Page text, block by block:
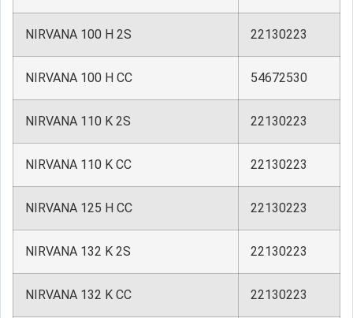
NIRVANA 100 H 2S 22130223
NIRVANA 100 H CC 54672530
NIRVANA 110 K 2S 22130223
NIRVANA 110 K CC 22130223
NIRVANA 125 H CC 22130223
NIRVANA 132 K 2S 22130223
NIRVANA 132 K CC 22130223